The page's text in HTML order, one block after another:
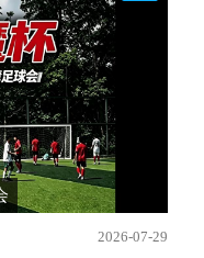
2026-07-29